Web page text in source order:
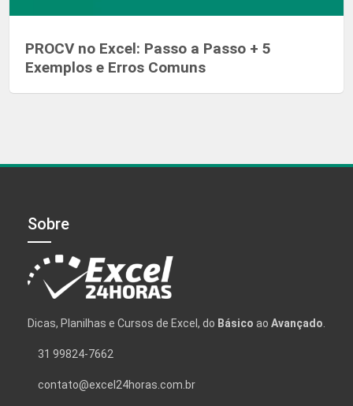
PROCV no Excel: Passo a Passo + 5
Exemplos e Erros Comuns
Sobre
Dicas, Planilhas e Cursos de Excel, do Básico ao Avançado.
31 99824-7662
contato@excel24horas.com.br